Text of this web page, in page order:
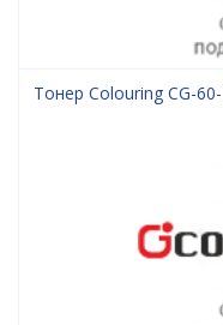
Тонер Colouring CG-